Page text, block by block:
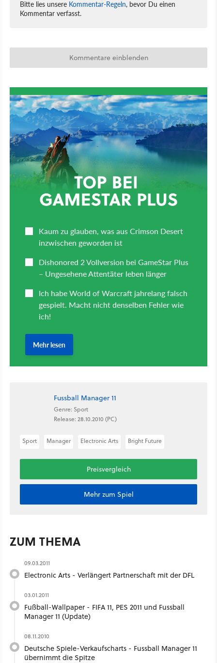
Bitte lies unsere Kommentar-Regeln, bevor Du einen
Kommentar verfasst.
Kommentare einblenden
Fussball Manager 11
Genre: Sport
Release: 28.10.2010 (PC)
Sport Manager Electronic Arts Bright Future
Preisvergleich
Mehr zum Spiel
ZUM THEMA
09.03.2011
Electronic Arts - Verlängert Partnerschaft mit der DFL
03.01.2011
Fußball-Wallpaper - FIFA 11, PES 2011 und Fussball
Manager 11 (Update)
08.11.2010
Deutsche Spiele-Verkaufscharts - Fussball Manager 11
übernimmt die Spitze